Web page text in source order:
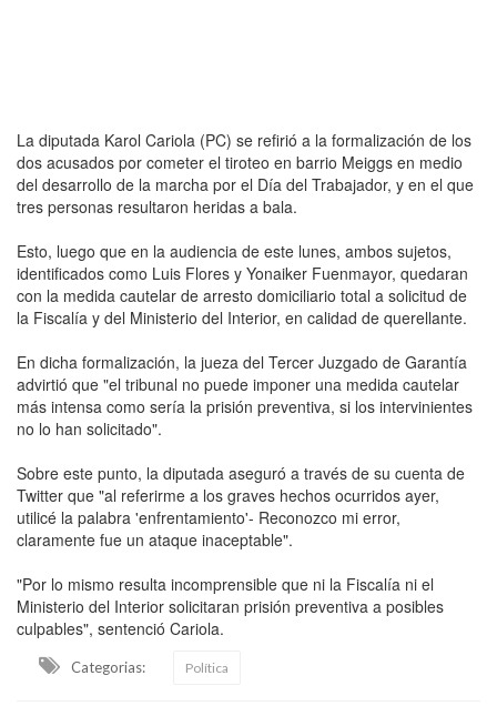
La diputada Karol Cariola (PC) se refirió a la formalización de los
dos acusados por cometer el tiroteo en barrio Meiggs en medio
del desarrollo de la marcha por el Día del Trabajador, y en el que
tres personas resultaron heridas a bala.
Esto, luego que en la audiencia de este lunes, ambos sujetos,
identificados como Luis Flores y Yonaiker Fuenmayor, quedaran
con la medida cautelar de arresto domiciliario total a solicitud de
la Fiscalía y del Ministerio del Interior, en calidad de querellante.
En dicha formalización, la jueza del Tercer Juzgado de Garantía
advirtió que "el tribunal no puede imponer una medida cautelar
más intensa como sería la prisión preventiva, si los intervinientes
no lo han solicitado".
Sobre este punto, la diputada aseguró a través de su cuenta de
Twitter que "al referirme a los graves hechos ocurridos ayer,
utilicé la palabra 'enfrentamiento'- Reconozco mi error,
claramente fue un ataque inaceptable".
"Por lo mismo resulta incomprensible que ni la Fiscalía ni el
Ministerio del Interior solicitaran prisión preventiva a posibles
culpables", sentenció Cariola.
Categorias: Política